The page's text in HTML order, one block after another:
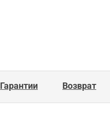
Гарантии Возврат